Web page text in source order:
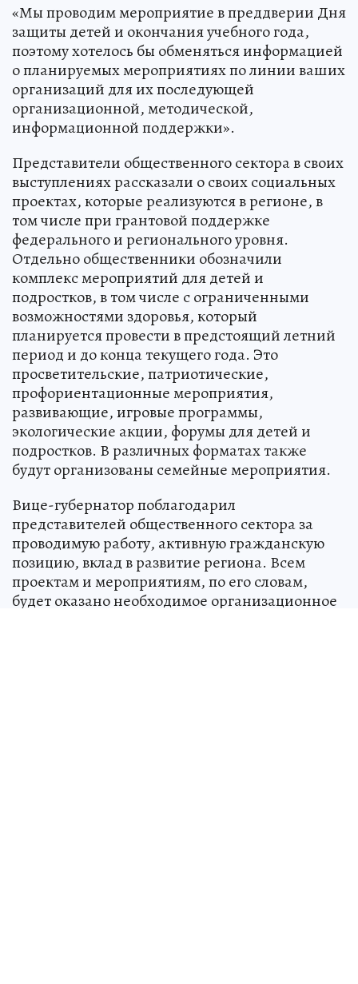
«Мы проводим мероприятие в преддверии Дня
защиты детей и окончания учебного года,
поэтому хотелось бы обменяться информацией
о планируемых мероприятиях по линии ваших
организаций для их последующей
организационной, методической,
информационной поддержки».
Представители общественного сектора в своих
выступлениях рассказали о своих социальных
проектах, которые реализуются в регионе, в
том числе при грантовой поддержке
федерального и регионального уровня.
Отдельно общественники обозначили
комплекс мероприятий для детей и
подростков, в том числе с ограниченными
возможностями здоровья, который
планируется провести в предстоящий летний
период и до конца текущего года. Это
просветительские, патриотические,
профориентационные мероприятия,
развивающие, игровые программы,
экологические акции, форумы для детей и
подростков. В различных форматах также
будут организованы семейные мероприятия.
Вице-губернатор поблагодарил
представителей общественного сектора за
проводимую работу, активную гражданскую
позицию, вклад в развитие региона. Всем
проектам и мероприятиям, по его словам,
будет оказано необходимое организационное